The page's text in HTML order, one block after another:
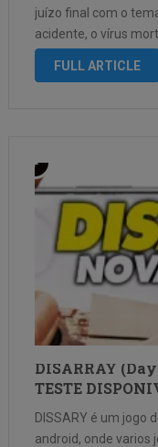
juízo final com o
acidente, o vírus
humano infectado
FULL ARTICLE
DISARRAY
TESTE
DISSARY é um jogo
android, onde varios